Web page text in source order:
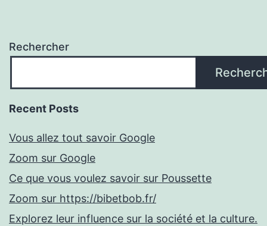
Rechercher
Recent Posts
Vous allez tout savoir Google
Zoom sur Google
Ce que vous voulez savoir sur Poussette
Zoom sur https://bibetbob.fr/
Explorez leur influence sur la société et la culture.